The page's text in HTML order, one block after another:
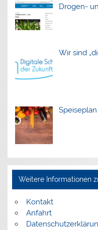
Drogen-
Wir sind
Speiseplan
Weitere Informationen
Kontakt
Anfahrt